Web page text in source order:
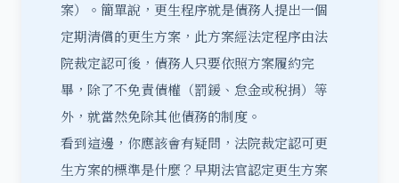
案）。簡單說，更生程序就是債務人提出一個
定期清償的更生方案，此方案經法定程序由法
院裁定認可後，債務人只要依照方案履約完
畢，除了不免責債權（罰鍰、怠金或稅捐）等
外，就當然免除其他債務的制度。
看到這邊，你應該會有疑問，法院裁定認可更
生方案的標準是什麼？早期法官認定更生方案